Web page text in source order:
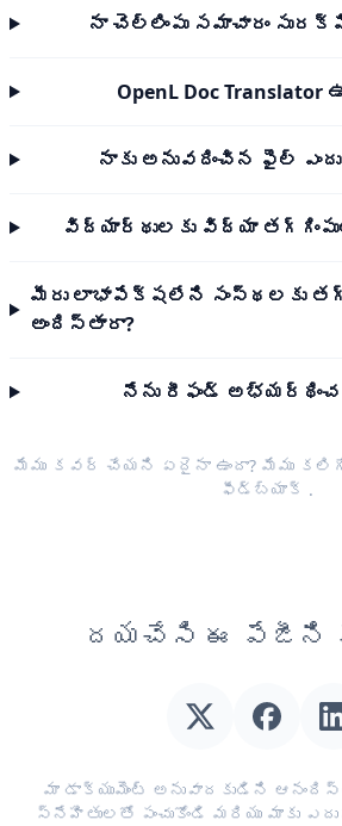
నా చెల్లింపు సమాచారం
OpenL Doc
నాకు అనువదించిన ఫైల్
విద్యార్థులకు విద్యా
మీరు లాభాపేక్షలేని సంస్థలకు
అందిస్తారా?
నేను రీఫండ్
మేము కవర్ చేయని ఏదైనా ఉందా? మేము
ఫీడ్‌బ్యాక్ .
దయచేసి ఈ పేజీని
మా డాక్యుమెంట్ అనువాదకుడిని
స్నేహితులతో పంచుకోండి మరియు మాకు